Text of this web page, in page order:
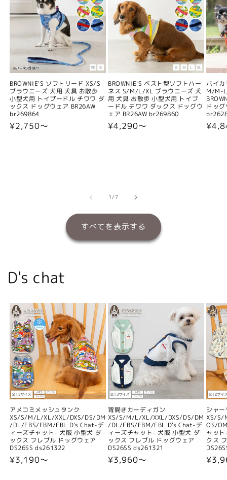
BROWNIE'S ソフトリード XS/S
ブラウニーズ 犬用 犬具 お散歩
小型犬用 トイプードル チワワ ダ
ックス ドッグウェア BR26AW
br269864
通
¥2,750〜
BROWNIE'S ベスト型ソフトハー
ネス S/M/L/XL ブラウニーズ 犬
用 犬具 お散歩 小型犬用 トイプ
ードル チワワ ダックス ドッグウ
ェア BR26AW br269860
通
¥4,290〜
バイ
M/M-
ドッ
通
1/の
7
すべてを表示する
D's chat
アメコミメッシュタンク
XS/S/M/L/XL/XXL/DXS/DS/DM
/DL/FBS/FBM/FBL D's Chat-デ
ィーズチャット- 犬服 小型犬 ダ
ックス フレブル ドッグウェア
DS26SS ds261322
通
¥3,190〜
背開きカーディガン
XS/S/M/L/XL/XXL/DXS/DS/DM
/DL/FBS/FBM/FBL D's Chat-デ
ィーズチャット- 犬服 小型犬 ダ
ックス フレブル ドッグウェア
DS26SS ds261321
通
¥3,960〜
シャ
XS/
OS/
ャッ
クス
通